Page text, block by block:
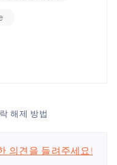
해제 방법
의견을 들려주세요!